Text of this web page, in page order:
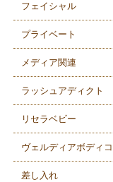
フェイシャル
プライベート
メディア関連
ラッシュアディクト
リセラベビー
ヴェルディアボディ
差し入れ